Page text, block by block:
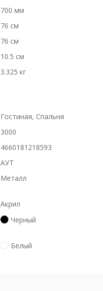
700 мм
76 см
76 см
10.5 см
3.325 кг
Гостиная, Спальня
3000
4660181218593
АУТ
Металл
Акрил
Черный
Белый